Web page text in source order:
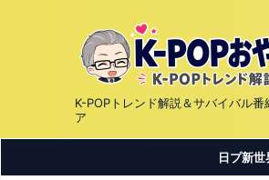
K-POPトレンド解説＆サバイバル番
ア
日プ新世